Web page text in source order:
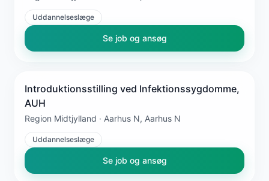
Uddannelseslæge
Se job og ansøg
Introduktionsstilling ved Infektionssygdomme,
AUH
Region Midtjylland · Aarhus N, Aarhus N
Uddannelseslæge
Se job og ansøg